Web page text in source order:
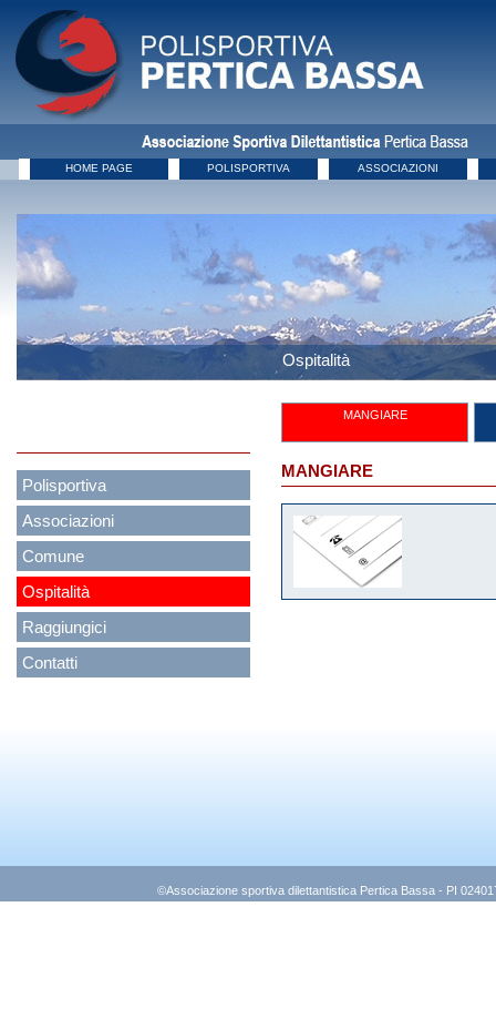
HOME PAGE POLISPORTIVA ASSOCIAZIONI
Ospitalità
Polisportiva
Associazioni
Comune
Ospitalità
Raggiungici
Contatti
MANGIARE
MANGIARE
©Associazione sportiva dilettantistica Pertica Bassa - PI